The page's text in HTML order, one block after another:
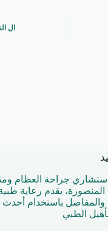
ال
جراحة العظام
يقدم رعاية
والمفاصل باستخدام أحدث
الطبي